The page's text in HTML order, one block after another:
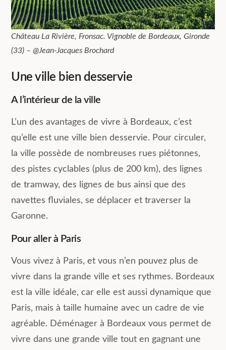
Château La Rivière, Fronsac. Vignoble de Bordeaux, Gironde
(33) – @Jean-Jacques Brochard
Une ville bien desservie
A l’intérieur de la ville
L’un des avantages de vivre à Bordeaux, c’est
qu’elle est une ville bien desservie. Pour circuler,
la ville possède de nombreuses rues piétonnes,
des pistes cyclables (plus de 200 km), des lignes
de tramway, des lignes de bus ainsi que des
navettes fluviales, se déplacer et traverser la
Garonne.
Pour aller à Paris
Vous vivez à Paris, et vous n’en pouvez plus de
vivre dans la grande ville et ses rythmes. Bordeaux
est la ville idéale, car elle est aussi dynamique que
Paris, mais à taille humaine avec un cadre de vie
agréable. Déménager à Bordeaux vous permet de
vivre dans une grande ville tout en gagnant une